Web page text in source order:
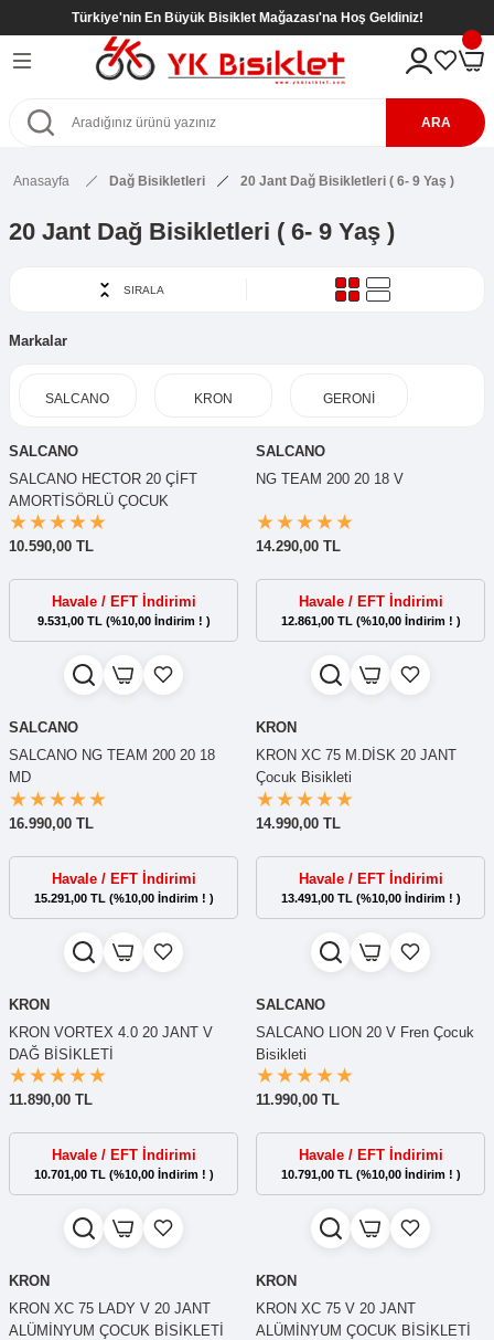
Türkiye'nin En Büyük Bisiklet Mağazası'na Hoş Geldiniz!
Geri Dön
Geri Dön
Geri Dön
Geri Dön
ARA
Anasayfa Dağ Bisikletleri 20 Jant Dağ Bisikletleri ( 6- 9 Yaş )
20 Jant Dağ Bisikletleri ( 6- 9 Yaş )
SIRALA
Markalar
SALCANO KRON GERONİ
SALCANO
SALCANO HECTOR 20 ÇİFT
AMORTİSÖRLÜ ÇOCUK
BİSİKLETİ
10.590,00 TL
Havale / EFT İndirimi
9.531,00 TL (%10,00 İndirim ! )
SALCANO
NG TEAM 200 20 18 V
14.290,00 TL
Havale / EFT İndirimi
12.861,00 TL (%10,00 İndirim ! )
SALCANO
SALCANO NG TEAM 200 20 18
MD
16.990,00 TL
Havale / EFT İndirimi
15.291,00 TL (%10,00 İndirim ! )
KRON
KRON XC 75 M.DİSK 20 JANT
Çocuk Bisikleti
14.990,00 TL
Havale / EFT İndirimi
13.491,00 TL (%10,00 İndirim ! )
KRON
KRON VORTEX 4.0 20 JANT V
DAĞ BİSİKLETİ
11.890,00 TL
Havale / EFT İndirimi
10.701,00 TL (%10,00 İndirim ! )
SALCANO
SALCANO LION 20 V Fren Çocuk
Bisikleti
11.990,00 TL
Havale / EFT İndirimi
10.791,00 TL (%10,00 İndirim ! )
KRON
KRON XC 75 LADY V 20 JANT
ALÜMİNYUM ÇOCUK BİSİKLETİ
KRON
KRON XC 75 V 20 JANT
ALÜMİNYUM ÇOCUK BİSİKLETİ